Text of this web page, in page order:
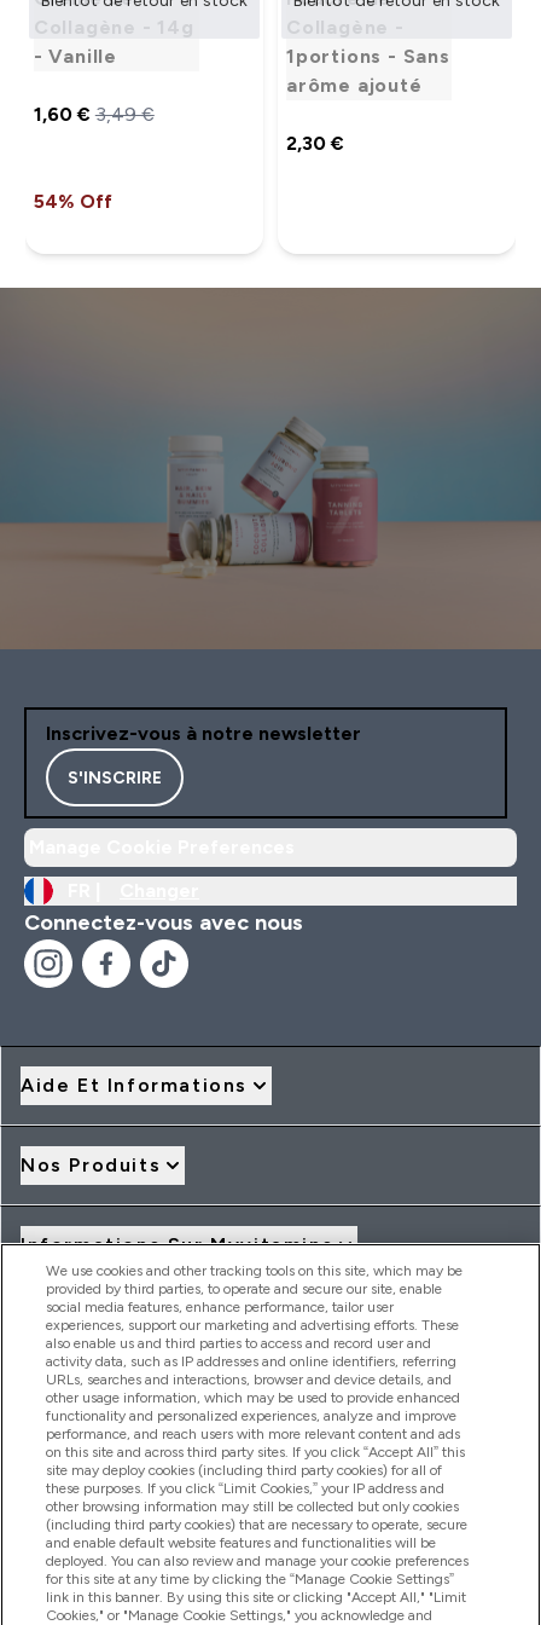
Collagène - 14g
- Vanille
1,60 €‎3,49 €‎
54% Off
Collagène -
1portions - Sans
arôme ajouté
2,30 €‎
Inscrivez-vous à notre newsletter
S'INSCRIRE
Connectez-vous avec nous
Aide Et Informations
Nos Produits
Informations Sur Myvitamins
Offres Et Réductions
2026 THG Nutrition Limited (FRN: 1022962), trading as
MyVitamins.com is an Introducer Appointed Representative of
Frasers Group Financial Services Limited (FRN: 311908) who are
authorised and regulated by the Financial Conduct Authority as
a lender. Frasers Plus is a credit product provided by Frasers
Group Financial Services Limited (FRN: 311908) and is subject
to your financial circumstances. For regulated payment
services, Frasers Group Financial Services Limited is a payment
agent of Transact Payments Limited, a company authorised
and regulated by the Gibraltar Financial Services Commission
as an electronic money institution. Missed payments may
We use cookies and other tracking tools on this site, which may be
provided by third parties, to operate and secure our site, enable
social media features, enhance performance, tailor user
experiences, support our marketing and advertising efforts. These
also enable us and third parties to access and record user and
activity data, such as IP addresses and online identifiers, referring
URLs, searches and interactions, browser and device details, and
other usage information, which may be used to provide enhanced
functionality and personalized experiences, analyze and improve
performance, and reach users with more relevant content and ads
on this site and across third party sites. If you click “Accept All” this
site may deploy cookies (including third party cookies) for all of
these purposes. If you click “Limit Cookies,” your IP address and
other browsing information may still be collected but only cookies
(including third party cookies) that are necessary to operate, secure
and enable default website features and functionalities will be
deployed. You can also review and manage your cookie preferences
for this site at any time by clicking the “Manage Cookie Settings”
link in this banner. By using this site or clicking "Accept All," "Limit
Cookies," or "Manage Cookie Settings," you acknowledge and